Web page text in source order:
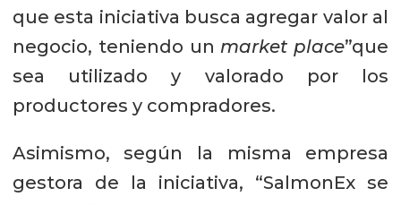
que esta iniciativa busca agregar valor al
negocio, teniendo unmarket place”que
sea utilizado y valorado por los
productores y compradores.
Asimismo, según la misma empresa
gestora de la iniciativa, “SalmonEx se